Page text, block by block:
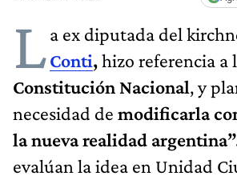
La ex diputada del
Conti,hizo referencia a
Constitución Nacional, y
necesidad de modificarla
la nueva realidad
evalúan la idea en Unidad